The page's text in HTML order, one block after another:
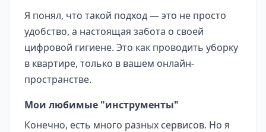
Я понял, что такой подход — это не просто
удобство, а настоящая забота о своей
цифровой гигиене. Это как проводить уборку
в квартире, только в вашем онлайн-
пространстве.
Мои любимые "инструменты"
Конечно, есть много разных сервисов. Но я